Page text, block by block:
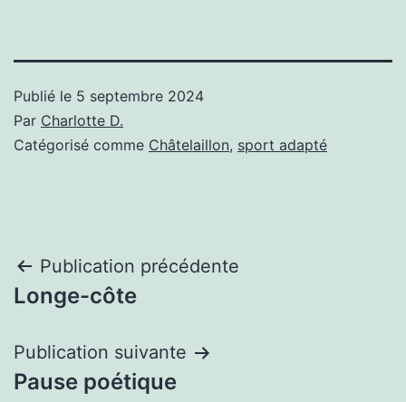
Publié le 5 septembre 2024
Par Charlotte D.
Catégorisé comme Châtelaillon, sport adapté
Navigation
de
l’article
Publication précédente
Longe-côte
Publication suivante
Pause poétique